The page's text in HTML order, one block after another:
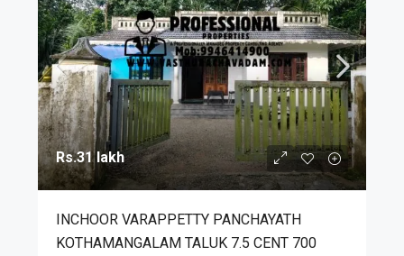
Rs.31 lakh
INCHOOR VARAPPETTY PANCHAYATH
KOTHAMANGALAM TALUK 7.5 CENT 700